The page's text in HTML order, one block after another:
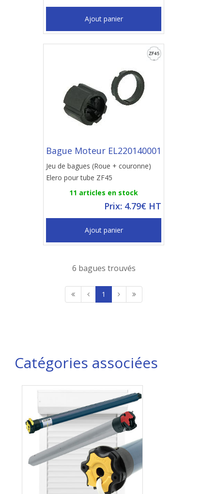
Ajout panier
Bague Moteur EL220140001
Jeu de bagues (Roue + couronne)
Elero pour tube ZF45
11 articles en stock
Prix: 4.79€ HT
Ajout panier
6 bagues trouvés
1
Catégories associées